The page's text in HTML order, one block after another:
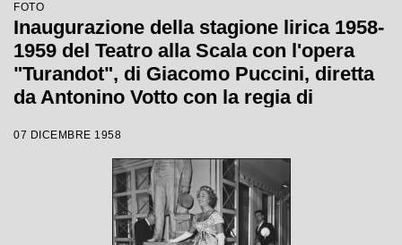
FOTO
Inaugurazione della stagione lirica 1958-
1959 del Teatro alla Scala con l'opera
"Turandot", di Giacomo Puccini, diretta
da Antonino Votto con la regia di
07 DICEMBRE 1958